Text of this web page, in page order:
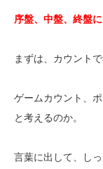
序盤、中盤、終盤
まずは、カウント
ゲームカウント、
と考えるのか。
言葉に出して、し